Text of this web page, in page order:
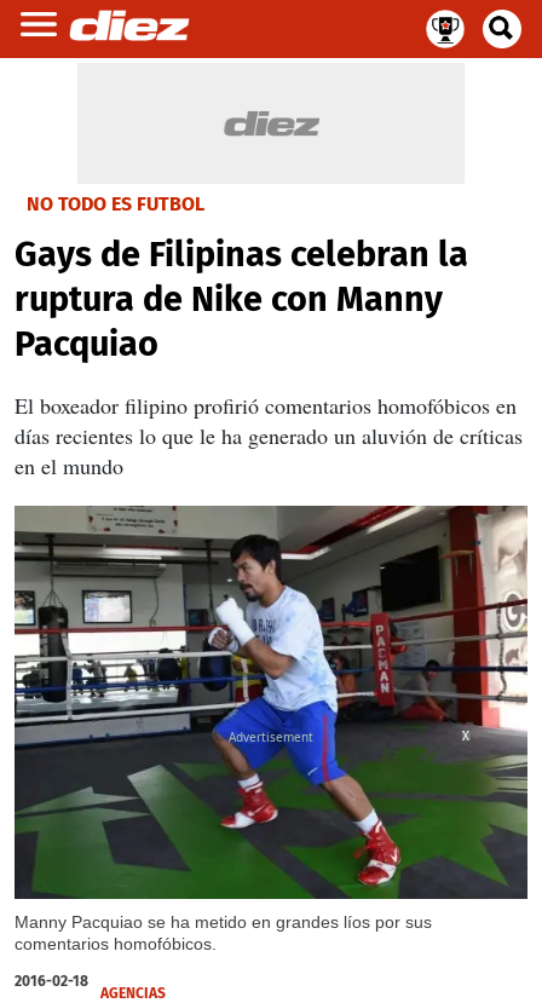
NO TODO ES FUTBOL
Gays de Filipinas celebran la
ruptura de Nike con Manny
Pacquiao
El boxeador filipino profirió comentarios homofóbicos en
días recientes lo que le ha generado un aluvión de críticas
en el mundo
Manny Pacquiao se ha metido en grandes líos por sus
comentarios homofóbicos.
X
X
2016-02-18
AGENCIAS